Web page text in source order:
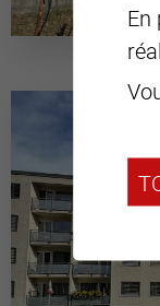
En